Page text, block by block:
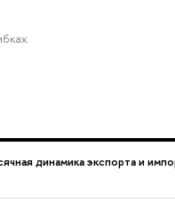
динамика экспорта и